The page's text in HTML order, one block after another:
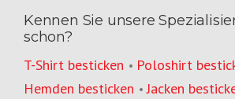
Kennen Sie unsere
schon?
T-Shirt besticken • Poloshirt
Hemden besticken •Jacken